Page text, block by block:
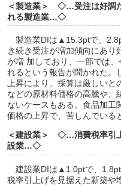
＜製造業＞ ◇…受注は好調
れる製造業…◇
製造業DIは▲15.3ptで、
き続き受注が増加傾向にあり
が増 加しており、一部では
れるという報告が聞かれた。
上昇により、採算は厳しいと
などの原材料価格の高騰や、
ないケースもある。食品加工
価格の上昇で、苦しんでいる
＜建設業＞ ◇…消費税率引
設業…◇
建設業DIは▲1.0ptで、1.8pt
税率引上げを見据えた新築や